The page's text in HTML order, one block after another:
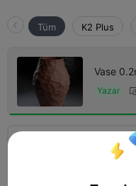
Tüm K2 Plus
Vase
Yazar
0.2mm